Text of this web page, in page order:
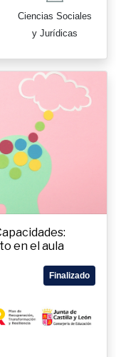
Ciencias Sociales
y Jurídicas
en el aula
Finalizado